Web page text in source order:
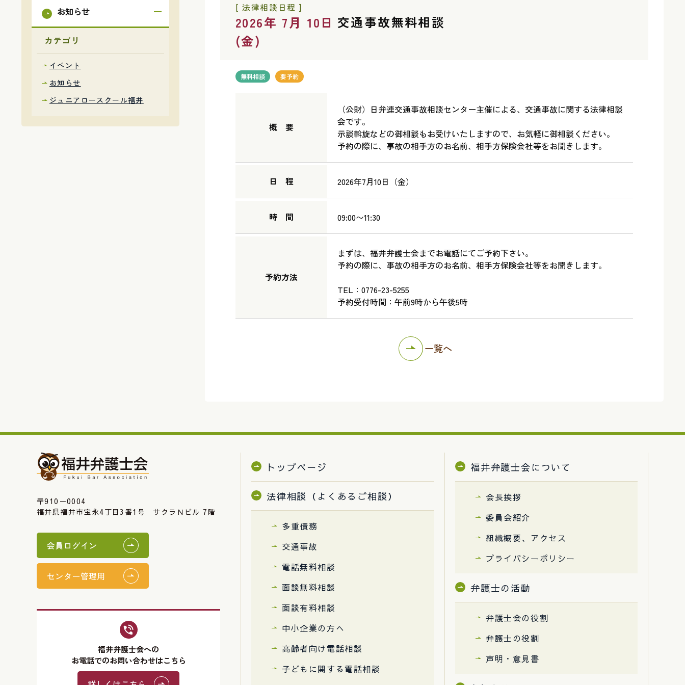
お知らせ
カテゴリ
イベント
お知らせ
ジュニアロースクール福井
[ 法律相談日程 ]
2026年 7月 10日
(金)
交通事故無料相談
無料相談 要予約
概 要
（公財）日弁連交通事故相談センター主催による、交通事故に関する法律相談
会です。
示談斡旋などの御相談もお受けいたしますので、お気軽に御相談ください。
予約の際に、事故の相手方のお名前、相手方保険会社等をお聞きします。
日 程 2026年7月10日（金）
時 間 09:00〜11:30
予約方法
まずは、福井弁護士会までお電話にてご予約下さい。
予約の際に、事故の相手方のお名前、相手方保険会社等をお聞きします。
TEL：0776-23-5255
予約受付時間：午前9時から午後5時
一覧へ
〒910－0004
福井県福井市宝永4丁目3番1号 サクラＮビル 7階
会員ログイン
センター管理用
福井弁護士会への
お電話でのお問い合わせはこちら
トップページ
法律相談（よくあるご相談）
多重債務
交通事故
電話無料相談
面談無料相談
面談有料相談
中小企業の方へ
高齢者向け電話相談
子どもに関する電話相談
福井弁護士会について
会長挨拶
委員会紹介
組織概要、アクセス
プライバシーポリシー
弁護士の活動
弁護士会の役割
弁護士の役割
声明・意見書